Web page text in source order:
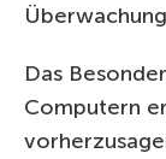
Das
Computern